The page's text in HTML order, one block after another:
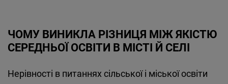
ЧОМУ ВИНИКЛА РІЗНИЦЯ МІЖ ЯКІСТЮ
СЕРЕДНЬОЇ ОСВІТИ В МІСТІ Й СЕЛІ
Нерівності в питаннях сільської і міської освіти